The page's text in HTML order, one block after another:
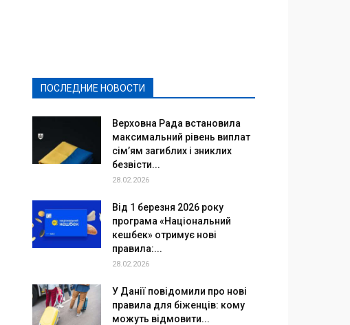
ПОСЛЕДНИЕ НОВОСТИ
Верховна Рада встановила
максимальний рівень виплат
сім’ям загиблих і зниклих
безвісти...
28.02.2026
Від 1 березня 2026 року
програма «Національний
кешбек» отримує нові
правила:...
28.02.2026
У Данії повідомили про нові
правила для біженців: кому
можуть відмовити...